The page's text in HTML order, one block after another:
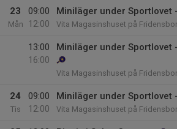
23
Mån
09:00
12:00
Miniläger under Sportlovet
Vita Magasinshuset på
13:00
16:00
Miniläger under Sportlovet
Vita Magasinshuset på
24
Tis
09:00
12:00
Miniläger under Sportlovet
Vita Magasinshuset på